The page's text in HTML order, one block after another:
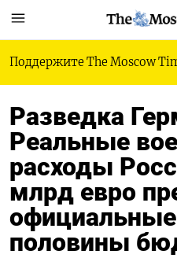
Поддержите The Moscow
Разведка
Реальные
расходы
млрд евро
официальные
половины